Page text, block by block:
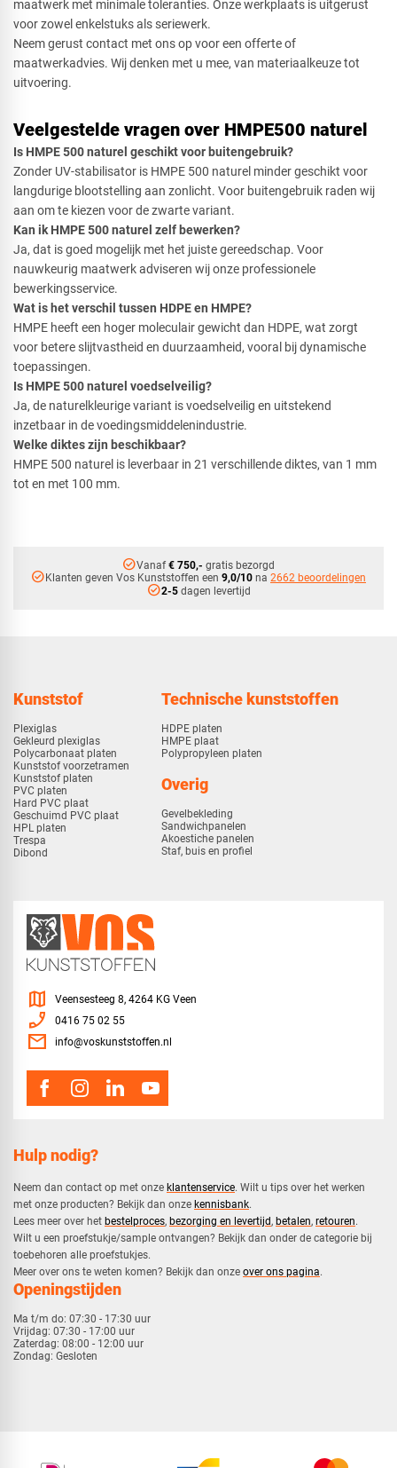
maatwerk met minimale toleranties. Onze werkplaats is uitgerust
voor zowel enkelstuks als seriewerk.
Neem gerust contact met ons op voor een offerte of
maatwerkadvies. Wij denken met u mee, van materiaalkeuze tot
uitvoering.
Veelgestelde vragen over HMPE500 naturel
Is HMPE 500 naturel geschikt voor buitengebruik?
Zonder UV-stabilisator is HMPE 500 naturel minder geschikt voor
langdurige blootstelling aan zonlicht. Voor buitengebruik raden wij
aan om te kiezen voor de zwarte variant.
Kan ik HMPE 500 naturel zelf bewerken?
Ja, dat is goed mogelijk met het juiste gereedschap. Voor
nauwkeurig maatwerk adviseren wij onze professionele
bewerkingsservice.
Wat is het verschil tussen HDPE en HMPE?
HMPE heeft een hoger moleculair gewicht dan HDPE, wat zorgt
voor betere slijtvastheid en duurzaamheid, vooral bij dynamische
toepassingen.
Is HMPE 500 naturel voedselveilig?
Ja, de naturelkleurige variant is voedselveilig en uitstekend
inzetbaar in de voedingsmiddelenindustrie.
Welke diktes zijn beschikbaar?
HMPE 500 naturel is leverbaar in 21 verschillende diktes, van 1 mm
tot en met 100 mm.
check_circleVanaf€ 750,- gratis bezorgd
check_circleKlanten geven Vos Kunststoffen een 9,0/10 na 2662 beoordelingen
check_circle2-5dagen levertijd
Kunststof
Plexiglas
Gekleurd plexiglas
Polycarbonaat platen
Kunststof voorzetramen
Kunststof platen
PVC platen
Hard PVC plaat
Geschuimd PVC plaat
HPL platen
Trespa
Dibond
Technische kunststoffen
HDPE platen
HMPE plaat
Polypropyleen platen
Overig
Gevelbekleding
Sandwichpanelen
Akoestiche panelen
Staf, buis en profiel
Hulp nodig?
Neem dan contact op met onze klantenservice. Wilt u tips over het werken
met onze producten? Bekijk dan onze kennisbank.
​Lees meer over het bestelproces, bezorging en levertijd, betalen, retouren.​
​Wilt u een proefstukje/sample ontvangen? Bekijk dan onder de categorie bij
toebehoren alle proefstukjes.
​​Meer over ons te weten komen? Bekijk dan onze over ons pagina.
Openingstijden
Ma t/m do: 07:30 - 17:30 uur
Vrijdag: 07:30 - 17:00 uur
Zaterdag: 08:00 - 12:00 uur
Zondag: Gesloten
map Veensesteeg 8, 4264 KG Veen
phone_enabled 0416 75 02 55
mail info@voskunststoffen.nl